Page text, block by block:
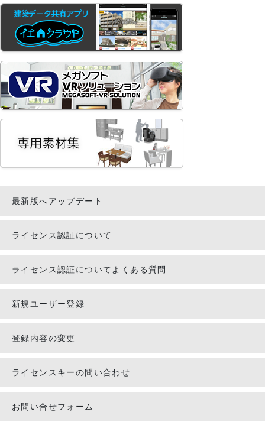
最新版へアップデート
ライセンス認証について
ライセンス認証についてよくある質問
新規ユーザー登録
登録内容の変更
ライセンスキーの問い合わせ
お問い合せフォーム